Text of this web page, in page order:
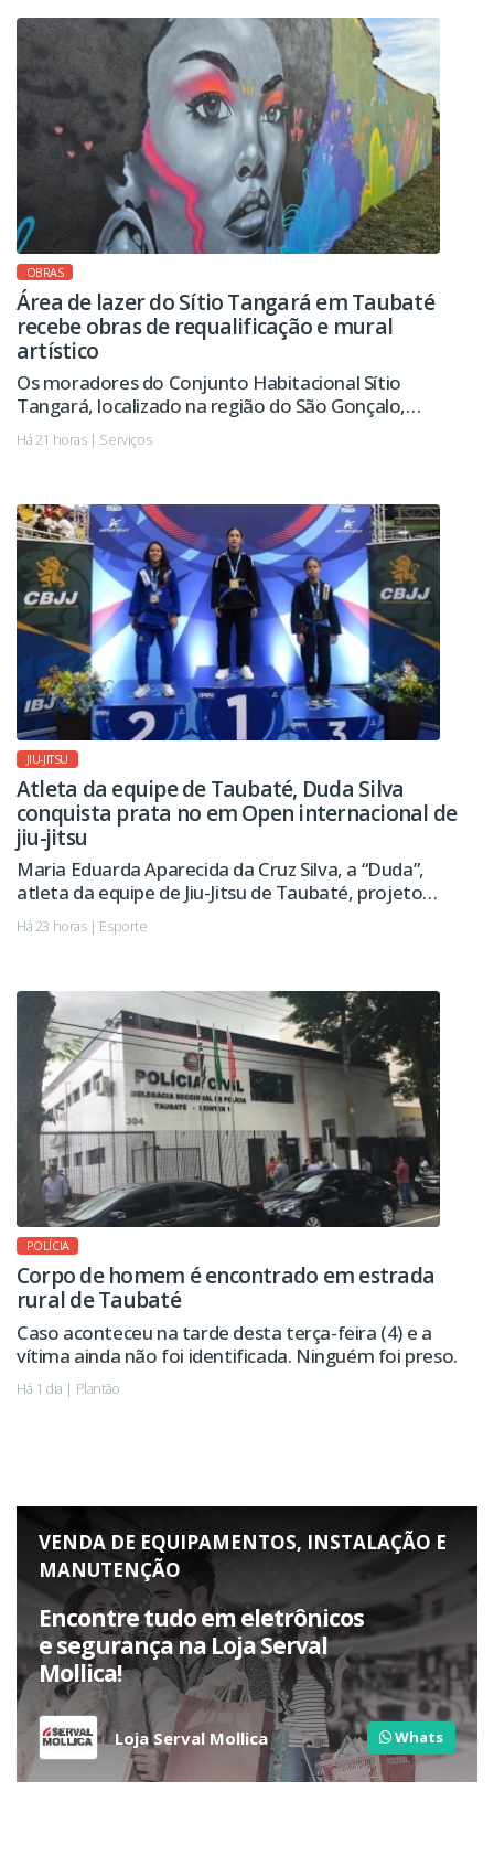
OBRAS
Área de lazer do Sítio Tangará em Taubaté
recebe obras de requalificação e mural
artístico
Os moradores do Conjunto Habitacional Sítio
Tangará, localizado na região do São Gonçalo,
passarão a contar em breve com uma área de lazer
revitalizada, com novo playground, pista de
pública, entre outras ações.
Há 21 horas | Serviços
JIU-JITSU
Atleta da equipe de Taubaté, Duda Silva
conquista prata no em Open internacional de
jiu-jitsu
Maria Eduarda Aparecida da Cruz Silva, a “Duda”,
atleta da equipe de Jiu-Jitsu de Taubaté, projeto
esportivo apoiado pela Prefeitura, conquistou a
medalha de prata no São Paulo International Open
de Barueri.
Há 23 horas | Esporte
POLÍCIA
Corpo de homem é encontrado em estrada
rural de Taubaté
Caso aconteceu na tarde desta terça-feira (4) e a
vítima ainda não foi identificada. Ninguém foi preso.
Há 1 dia | Plantão
VENDA DE EQUIPAMENTOS, INSTALAÇÃO E
MANUTENÇÃO
Encontre tudo em eletrônicos
e segurança na Loja Serval
Mollica!
Loja Serval Mollica Whats